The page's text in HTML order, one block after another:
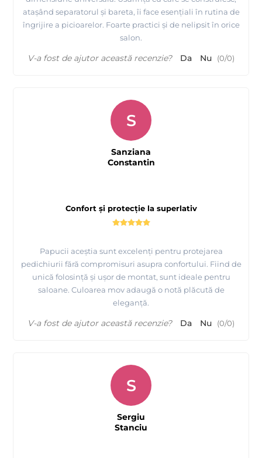
atașând separatorul și bareta, îi face esențiali în rutina de
îngrijire a picioarelor. Foarte practici și de nelipsit în orice
salon.
V-a fost de ajutor această recenzie? Da Nu (0/0)
Confort și protecție la superlativ
Papucii aceștia sunt excelenți pentru protejarea
pedichiurii fără compromisuri asupra confortului. Fiind de
unică folosință și ușor de montat, sunt ideale pentru
saloane. Culoarea mov adaugă o notă plăcută de
eleganță.
S
Sanziana
Constantin
V-a fost de ajutor această recenzie? Da Nu (0/0)
S
Sergiu
Stanciu